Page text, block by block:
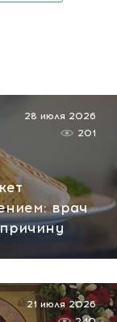
врач
28 июля 2026
201
21 июля 2026